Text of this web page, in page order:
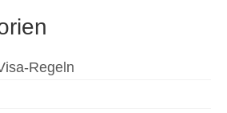
Regeln